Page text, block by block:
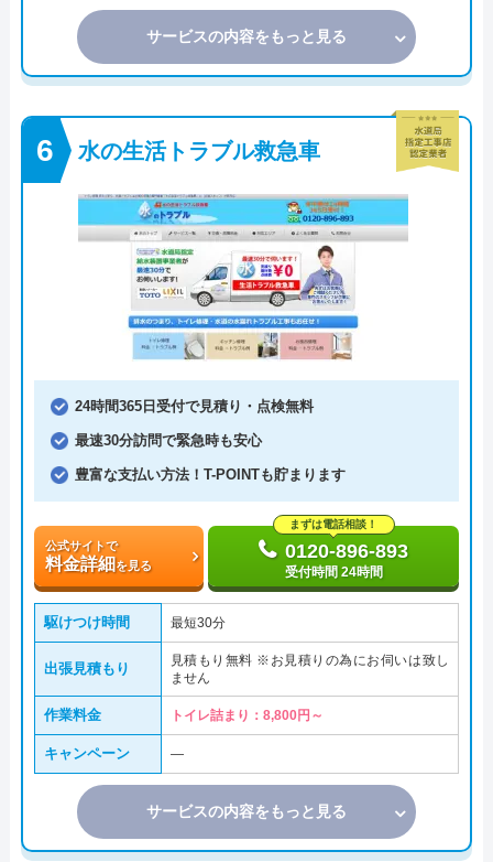
サービスの内容をもっと見る
水の生活トラブル救急車
24時間365日受付で見積り・点検無料
最速30分訪問で緊急時も安心
豊富な支払い方法！T-POINTも貯まります
公式サイトで
料金詳細を見る
まずは電話相談！
0120-896-893
受付時間 24時間
駆けつけ時間 最短30分
出張見積もり
見積もり無料 ※お見積りの為にお伺いは致し
ません
作業料金 トイレ詰まり：8,800円～
キャンペーン ―
サービスの内容をもっと見る